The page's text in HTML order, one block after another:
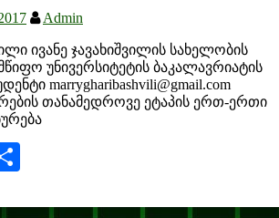
Admin
ივანე ჯავახიშვილის სახელობის
უნივერსიტეტის ბაკალავრიატის
marrygharibashvili@gmail.com
თანამედროვე ეტაპის ერთ-ერთი